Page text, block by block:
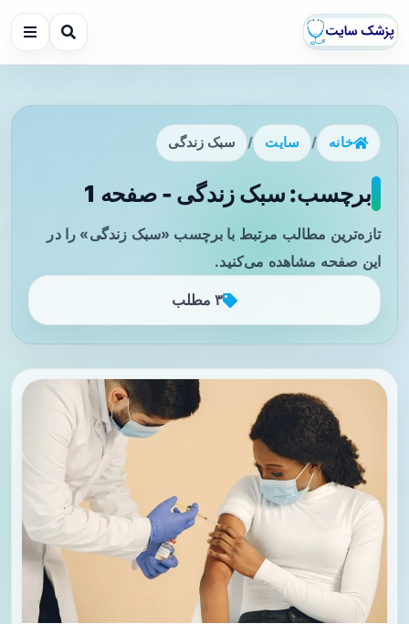
خانه / سایت / سبک زندگی
برچسب: سبک زندگی - صفحه 1
تازه‌ترین مطالب مرتبط با برچسب «سبک زندگی» را در
این صفحه مشاهده می‌کنید.
۳ مطلب